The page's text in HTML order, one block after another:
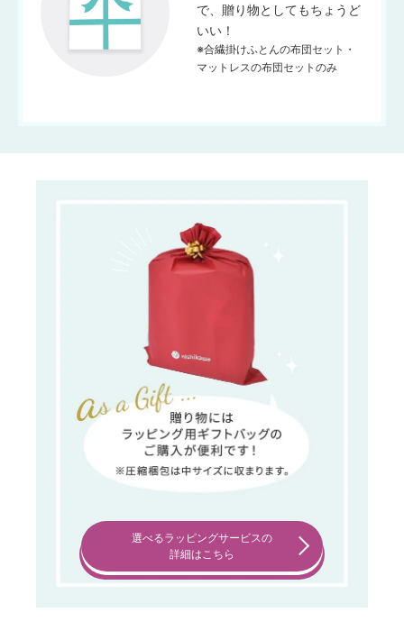
で、贈り物としてもちょうど
いい！
※合繊掛けふとんの布団セット・
マットレスの布団セットのみ
選べるラッピングサービスの
詳細はこちら